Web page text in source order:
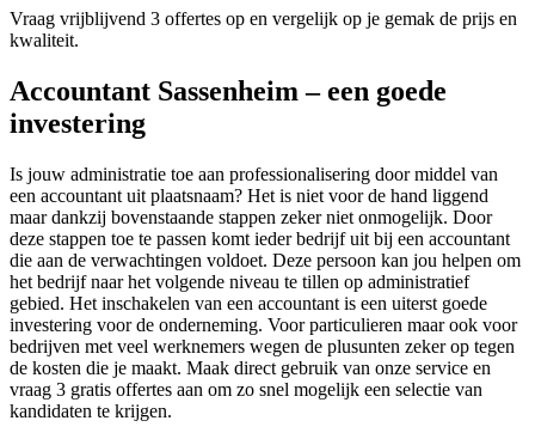
Vraag vrijblijvend 3 offertes op en vergelijk op je gemak de prijs en
kwaliteit.
Accountant Sassenheim – een goede
investering
Is jouw administratie toe aan professionalisering door middel van
een accountant uit plaatsnaam? Het is niet voor de hand liggend
maar dankzij bovenstaande stappen zeker niet onmogelijk. Door
deze stappen toe te passen komt ieder bedrijf uit bij een accountant
die aan de verwachtingen voldoet. Deze persoon kan jou helpen om
het bedrijf naar het volgende niveau te tillen op administratief
gebied. Het inschakelen van een accountant is een uiterst goede
investering voor de onderneming. Voor particulieren maar ook voor
bedrijven met veel werknemers wegen de plusunten zeker op tegen
de kosten die je maakt. Maak direct gebruik van onze service en
vraag 3 gratis offertes aan om zo snel mogelijk een selectie van
kandidaten te krijgen.